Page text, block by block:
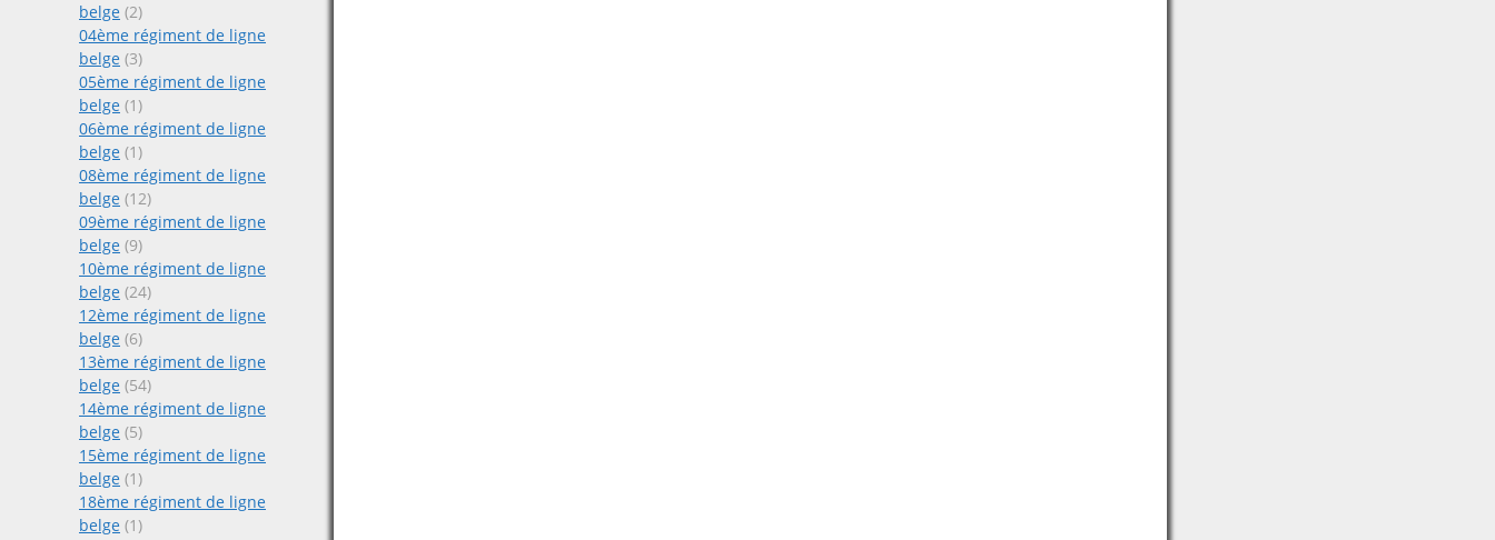
belge (2)
04ème régiment de ligne
belge (3)
05ème régiment de ligne
belge (1)
06ème régiment de ligne
belge (1)
08ème régiment de ligne
belge (12)
09ème régiment de ligne
belge (9)
10ème régiment de ligne
belge (24)
12ème régiment de ligne
belge (6)
13ème régiment de ligne
belge (54)
14ème régiment de ligne
belge (5)
15ème régiment de ligne
belge (1)
18ème régiment de ligne
belge (1)